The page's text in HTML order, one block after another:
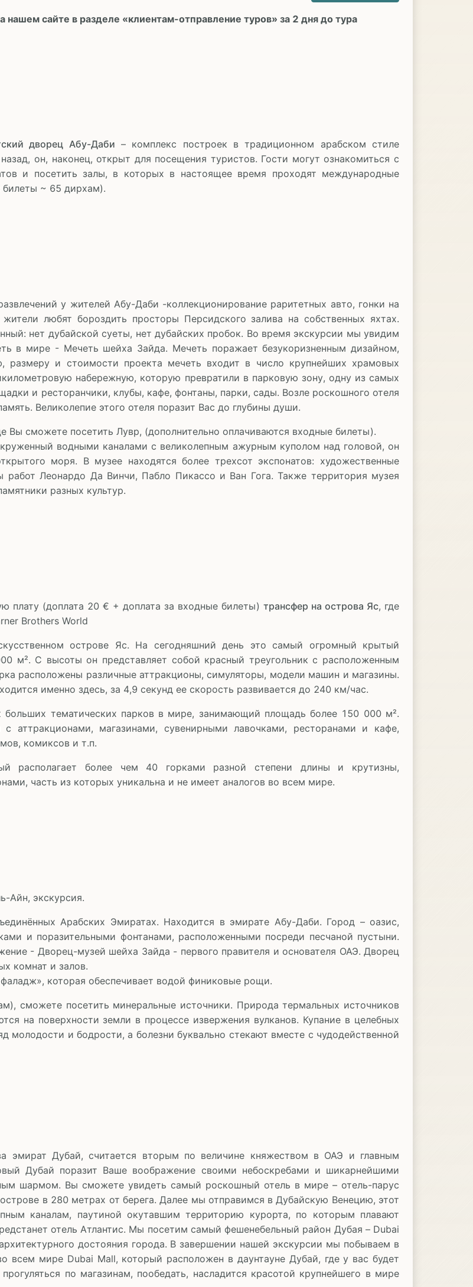
нашем сайте в разделе «клиентам-отправление туров» за 2 дня до тура
дворец Абу-Даби – комплекс построек в традиционном арабском стиле
он, наконец, открыт для посещения туристов. Гости могут ознакомиться с
и посетить залы, в которых в настоящее время проходят международные
билеты ~ 65 дирхам).
у жителей Абу-Даби -коллекционирование раритетных авто, гонки на
любят бороздить просторы Персидского залива на собственных яхтах.
нет дубайской суеты, нет дубайских пробок. Во время экскурсии мы увидим
в мире - Мечеть шейха Зайда. Мечеть поражает безукоризненным дизайном,
и стоимости проекта мечеть входит в число крупнейших храмовых
набережную, которую превратили в парковую зону, одну из самых
и ресторанчики, клубы, кафе, фонтаны, парки, сады. Возле роскошного отеля
Великолепие этого отеля поразит Вас до глубины души.
Вы сможете посетить Лувр, (дополнительно оплачиваются входные билеты).
водными каналами с великолепным ажурным куполом над головой, он
моря. В музее находятся более трехсот экспонатов: художественные
работ Леонардо Да Винчи, Пабло Пикассо и Ван Гога. Также территория музея
разных культур.
плату (доплата 20 € + доплата за входные билеты) трансфер на острова Яс, где
Brothers World
острове Яс. На сегодняшний день это самый огромный крытый
м². С высоты он представляет собой красный треугольник с расположенным
расположены различные аттракционы, симуляторы, модели машин и магазины.
именно здесь, за 4,9 секунд ее скорость развивается до 240 км/час.
тематических парков в мире, занимающий площадь более 150 000 м².
аттракционами, магазинами, сувенирными лавочками, ресторанами и кафе,
комиксов и т.п.
располагает более чем 40 горками разной степени длины и крутизны,
часть из которых уникальна и не имеет аналогов во всем мире.
Айн, экскурсия.
Арабских Эмиратах. Находится в эмирате Абу-Даби. Город – оазис,
и поразительными фонтанами, расположенными посреди песчаной пустыни.
- Дворец-музей шейха Зайда - первого правителя и основателя ОАЭ. Дворец
комнат и залов.
которая обеспечивает водой финиковые рощи.
сможете посетить минеральные источники. Природа термальных источников
на поверхности земли в процессе извержения вулканов. Купание в целебных
молодости и бодрости, а болезни буквально стекают вместе с чудодейственной
эмират Дубай, считается вторым по величине княжеством в ОАЭ и главным
Дубай поразит Ваше воображение своими небоскребами и шикарнейшими
шармом. Вы сможете увидеть самый роскошный отель в мире – отель-парус
в 280 метрах от берега. Далее мы отправимся в Дубайскую Венецию, этот
каналам, паутиной окутавшим территорию курорта, по которым плавают
отель Атлантис. Мы посетим самый фешенебельный район Дубая – Dubai
достояния города. В завершении нашей экскурсии мы побываем в
всем мире Dubai Mall, который расположен в даунтауне Дубай, где у вас будет
по магазинам, пообедать, насладится красотой крупнейшего в мире